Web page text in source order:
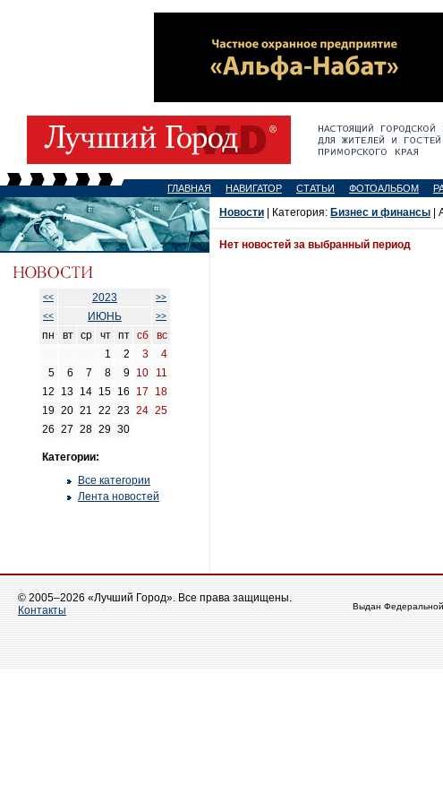
ГЛАВНАЯ НАВИГАТОР СТАТЬИ ФОТОАЛЬБОМ
<< 2023
>>
<<
ИЮНЬ >>
пн вт ср чт пт сб
вс
1
2 3
4
5
6 7 8 9 10
11
12
13 14 15 16 17
18
19 20 21 22 23 24 25
26 27 28 29 30
Категории:
Все категории
Лента новостей
Новости | Категория: Бизнес и финансы |
Нет новостей за выбранный период
© 2005–2026 «Лучший Город». Все права защищены.
Контакты
Выдан Федеральной